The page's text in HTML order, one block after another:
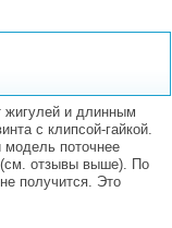
жигулей и длинным
с клипсой-гайкой.
поточнее
(см. отзывы выше). По
получится. Это